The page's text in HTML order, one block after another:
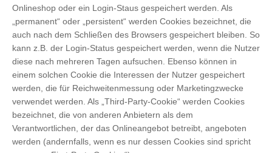
Onlineshop oder ein Login-Staus gespeichert werden. Als
„permanent“ oder „persistent“ werden Cookies bezeichnet, die
auch nach dem Schließen des Browsers gespeichert bleiben. So
kann z.B. der Login-Status gespeichert werden, wenn die Nutzer
diese nach mehreren Tagen aufsuchen. Ebenso können in
einem solchen Cookie die Interessen der Nutzer gespeichert
werden, die für Reichweitenmessung oder Marketingzwecke
verwendet werden. Als „Third-Party-Cookie“ werden Cookies
bezeichnet, die von anderen Anbietern als dem
Verantwortlichen, der das Onlineangebot betreibt, angeboten
werden (andernfalls, wenn es nur dessen Cookies sind spricht